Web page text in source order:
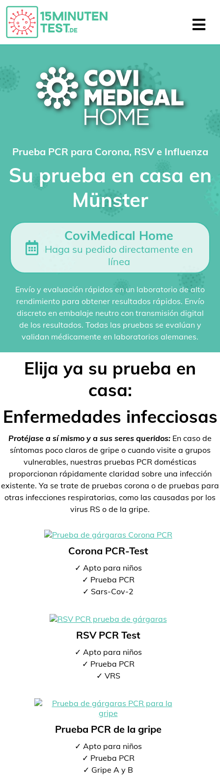
Prueba PCR para Corona, RSV e Influenza
Su prueba en casa en
Münster
CoviMedical Home
Haga su pedido directamente en
línea
Envío y evaluación rápidos en un laboratorio de alto
rendimiento para obtener resultados rápidos. Envío
discreto en embalaje neutro con transmisión digital
de los resultados. Todas las pruebas se evalúan y
validan médicamente en laboratorios alemanes.
Elija ya su prueba en
casa:
Enfermedades infecciosas
Protéjase a sí mismo y a sus seres queridos: En caso de
síntomas poco claros de gripe o cuando visite a grupos
vulnerables, nuestras pruebas PCR domésticas
proporcionan rápidamente claridad sobre una infección
existente. Ya se trate de pruebas corona o de pruebas para
otras infecciones respiratorias, como las causadas por los
virus RS o de la gripe.
Corona PCR-Test
✓ Apto para niños
✓ Prueba PCR
✓ Sars-Cov-2
RSV PCR Test
✓ Apto para niños
✓ Prueba PCR
✓ VRS
Prueba PCR de la gripe
✓ Apto para niños
✓ Prueba PCR
✓ Gripe A y B